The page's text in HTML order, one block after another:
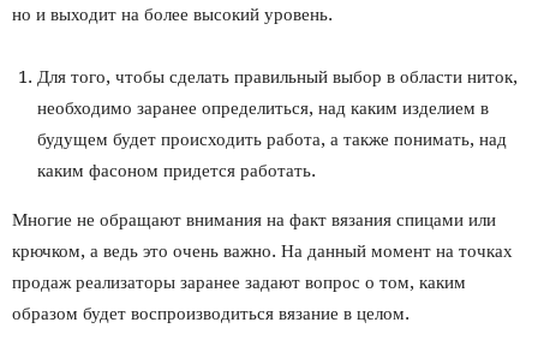
но и выходит на более высокий уровень.
Для того, чтобы сделать правильный выбор в области ниток,
необходимо заранее определиться, над каким изделием в
будущем будет происходить работа, а также понимать, над
каким фасоном придется работать.
Многие не обращают внимания на факт вязания спицами или
крючком, а ведь это очень важно. На данный момент на точках
продаж реализаторы заранее задают вопрос о том, каким
образом будет воспроизводиться вязание в целом.